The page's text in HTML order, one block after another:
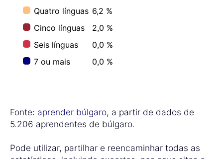
Quatro línguas 6,2 %
Cinco línguas
2,0 %
Seis línguas
0,0 %
7 ou mais
0,0 %
Fonte: aprender búlgaro, a partir de dados de
5.206 aprendentes de búlgaro.
Pode utilizar, partilhar e reencaminhar todas as